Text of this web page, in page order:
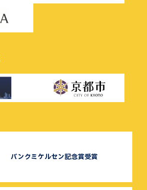
バンクミケルセン記念賞受賞